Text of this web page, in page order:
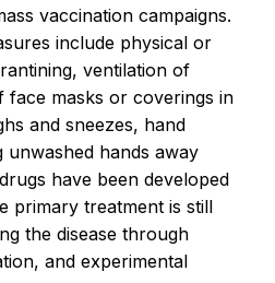
vaccination campaigns.
include physical or
ventilation of
face masks or coverings in
and sneezes, hand
unwashed hands away
have been developed
primary treatment is still
the disease through
and experimental